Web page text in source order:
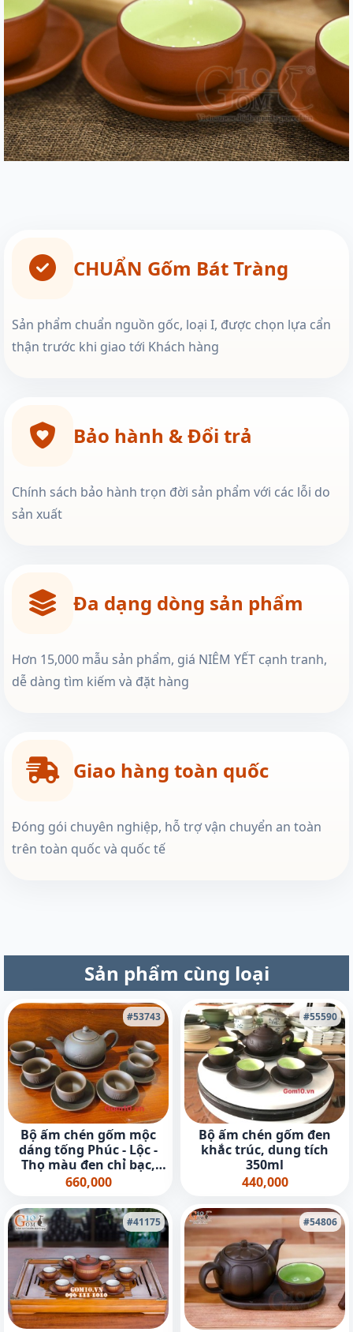
CHUẨN Gốm Bát Tràng
Sản phẩm chuẩn nguồn gốc, loại I, được chọn lựa cẩn
thận trước khi giao tới Khách hàng
Bảo hành & Đổi trả
Chính sách bảo hành trọn đời sản phẩm với các lỗi do
sản xuất
Đa dạng dòng sản phẩm
Hơn 15,000 mẫu sản phẩm, giá NIÊM YẾT cạnh tranh,
dễ dàng tìm kiếm và đặt hàng
Giao hàng toàn quốc
Đóng gói chuyên nghiệp, hỗ trợ vận chuyển an toàn
trên toàn quốc và quốc tế
Sản phẩm cùng loại
#53743
Bộ ấm chén gốm mộc
dáng tống Phúc - Lộc -
Thọ màu đen chỉ bạc,
350ml
660,000
#55590
Bộ ấm chén gốm đen
khắc trúc, dung tích
350ml
440,000
#41175 #54806